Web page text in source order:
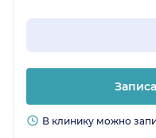
В клинику можно